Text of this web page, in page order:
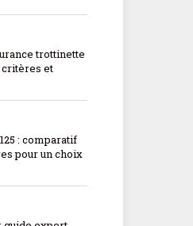
trottinette
critères et
: comparatif
pour un choix